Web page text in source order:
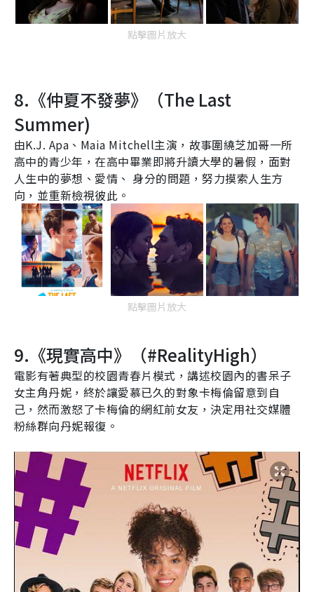
點擊圖片放大
8. 《仲夏不發夢》（The Last
Summer)
由K.J. Apa 、 Maia Mitchell主演，故事圍繞芝加哥一所
高中的青少年，在高中畢業即將升讀大學的暑假，面對
人生中的夢想、愛情、 身分的問題，努力摸索人生方
向，並重新檢視彼此。
點擊圖片放大
9. 《現實高中》（#RealityHigh）
電影有著典型的校園青春片模式，講述校園內的書呆子
女主角丹妮，終於讓愛慕已久的對象卡梅倫留意到自
己，然而激怒了卡梅倫的網紅前女友，決定用社交媒體
粉絲群向丹妮報復。